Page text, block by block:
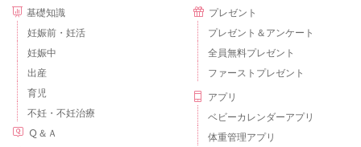
基礎知識
妊娠前・妊活
妊娠中
出産
育児
不妊・不妊治療
Ｑ＆Ａ
プレゼント
プレゼント＆アンケート
全員無料プレゼント
ファーストプレゼント
アプリ
ベビーカレンダーアプリ
体重管理アプリ